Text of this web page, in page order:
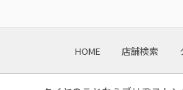
HOME 店舗検索